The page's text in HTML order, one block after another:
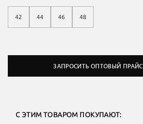
42 44 46 48
ЗАПРОСИТЬ ОПТОВЫЙ ПРАЙС
С ЭТИМ ТОВАРОМ ПОКУПАЮТ: